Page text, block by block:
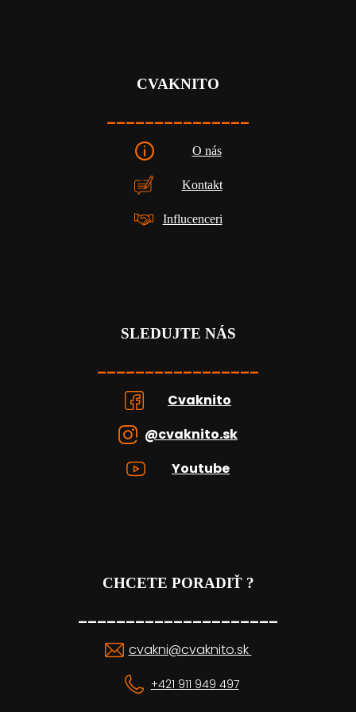
CVAKNITO
_______________
O nás
Kontakt
Influcenceri
SLEDUJTE NÁS
_________________
Cvaknito
@cvaknito.sk
Youtube
CHCETE PORADIŤ ?
_____________________
cvakni@cvaknito.sk
+421 911 949 497